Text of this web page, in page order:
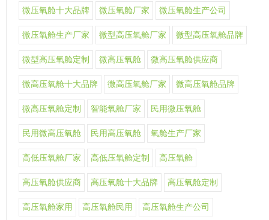
微压氧舱十大品牌 微压氧舱厂家 微压氧舱生产公司
微压氧舱生产厂家 微型高压氧舱厂家 微型高压氧舱品牌
微型高压氧舱定制 微高压氧舱 微高压氧舱供应商
微高压氧舱十大品牌 微高压氧舱厂家 微高压氧舱品牌
微高压氧舱定制 智能氧舱厂家 民用微压氧舱
民用微高压氧舱 民用高压氧舱 氧舱生产厂家
高低压氧舱厂家 高低压氧舱定制 高压氧舱
高压氧舱供应商 高压氧舱十大品牌 高压氧舱定制
高压氧舱家用 高压氧舱民用 高压氧舱生产公司